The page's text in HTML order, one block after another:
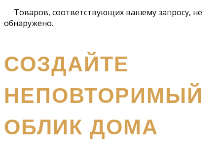
Товаров, соответствующих вашему запросу, не
обнаружено.
СОЗДАЙТЕ
НЕПОВТОРИМЫЙ
ОБЛИК ДОМА